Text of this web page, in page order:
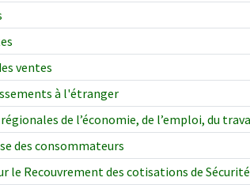
ventes
à l'étranger
de l’économie, de l’emploi, du
des consommateurs
le Recouvrement des cotisations de